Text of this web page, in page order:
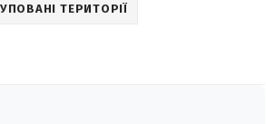
ТЕРИТОРІЇ